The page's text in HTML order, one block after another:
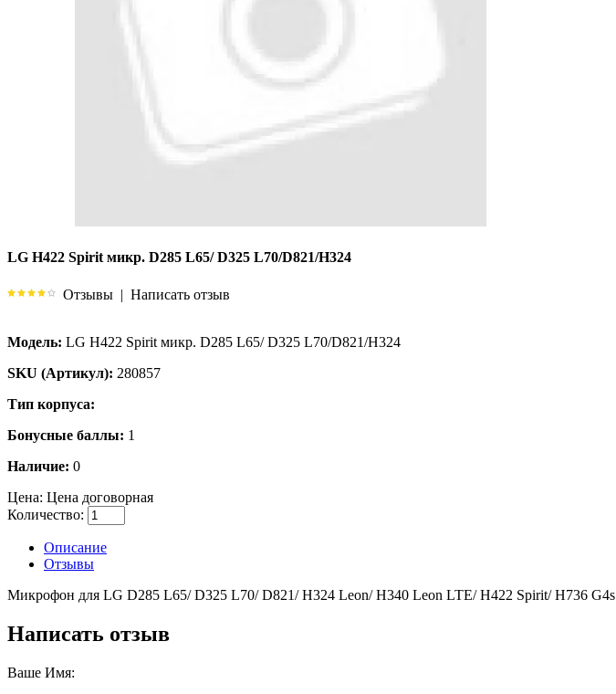
LG H422 Spirit микр. D285 L65/ D325 L70/D821/H324
Отзывы | Написать отзыв
Модель: LG H422 Spirit микр. D285 L65/ D325 L70/D821/H324
SKU (Артикул): 280857
Тип корпуса:
Бонусные баллы: 1
Наличие: 0
Цена: Цена договорная
Количество:
Описание
Отзывы
Микрофон для LG D285 L65/ D325 L70/ D821/ H324 Leon/ H340 Leon LTE/ H422 Spirit/ H736 G4s
Написать отзыв
Ваше Имя: